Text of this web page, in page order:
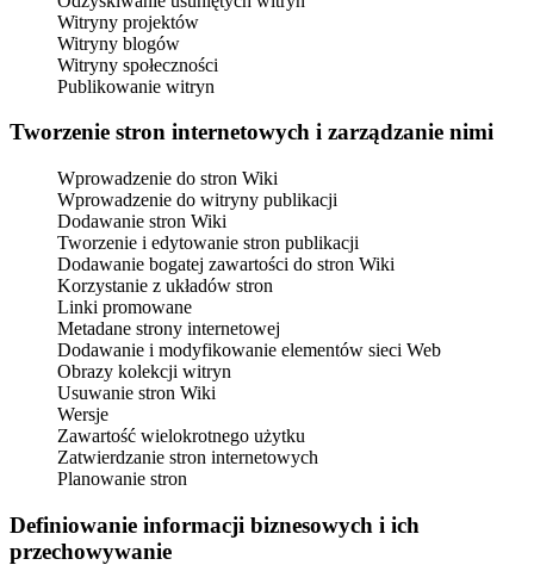
Witryny projektów
Witryny blogów
Witryny społeczności
Publikowanie witryn
Tworzenie stron internetowych i zarządzanie nimi
Wprowadzenie do stron Wiki
Wprowadzenie do witryny publikacji
Dodawanie stron Wiki
Tworzenie i edytowanie stron publikacji
Dodawanie bogatej zawartości do stron Wiki
Korzystanie z układów stron
Linki promowane
Metadane strony internetowej
Dodawanie i modyfikowanie elementów sieci Web
Obrazy kolekcji witryn
Usuwanie stron Wiki
Wersje
Zawartość wielokrotnego użytku
Zatwierdzanie stron internetowych
Planowanie stron
Definiowanie informacji biznesowych i ich
przechowywanie